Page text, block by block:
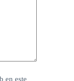
en este